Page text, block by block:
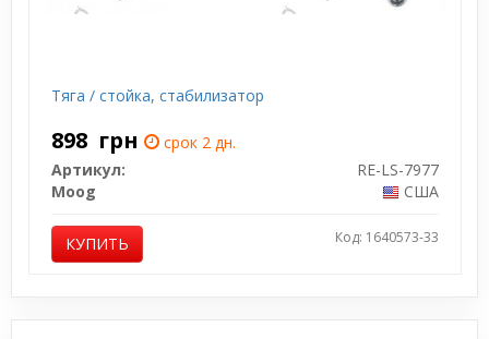
Тяга / стойка, стабилизатор
898 грн
срок 2 дн.
Артикул:
RE-LS-7977
Moog
США
КУПИТЬ Код: 1640573-33